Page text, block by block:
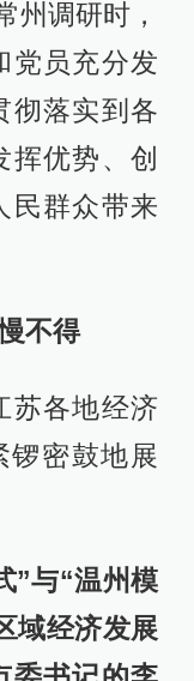
各地经济
锣密鼓地展
”与“温州模
经济发展
连去了“苏
。他在调研
业的发祥
关键时期，
突出创新驱